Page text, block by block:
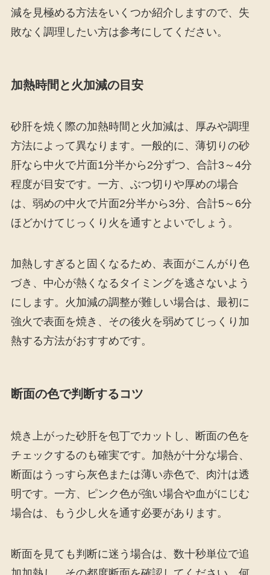
減を見極める方法をいくつか紹介しますので、失
敗なく調理したい方は参考にしてください。
加熱時間と火加減の目安
砂肝を焼く際の加熱時間と火加減は、厚みや調理
方法によって異なります。一般的に、薄切りの砂
肝なら中火で片面1分半から2分ずつ、合計3～4分
程度が目安です。一方、ぶつ切りや厚めの場合
は、弱めの中火で片面2分半から3分、合計5～6分
ほどかけてじっくり火を通すとよいでしょう。
加熱しすぎると固くなるため、表面がこんがり色
づき、中心が熱くなるタイミングを逃さないよう
にします。火加減の調整が難しい場合は、最初に
強火で表面を焼き、その後火を弱めてじっくり加
熱する方法がおすすめです。
断面の色で判断するコツ
焼き上がった砂肝を包丁でカットし、断面の色を
チェックするのも確実です。加熱が十分な場合、
断面はうっすら灰色または薄い赤色で、肉汁は透
明です。一方、ピンク色が強い場合や血がにじむ
場合は、もう少し火を通す必要があります。
断面を見ても判断に迷う場合は、数十秒単位で追